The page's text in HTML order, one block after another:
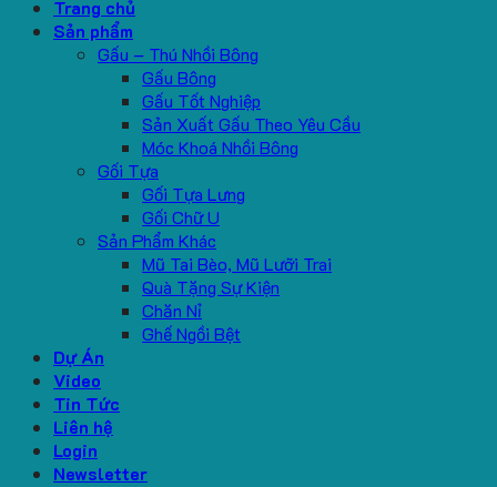
Trang chủ
Sản phẩm
Gấu – Thú Nhồi Bông
Gấu Bông
Gấu Tốt Nghiệp
Sản Xuất Gấu Theo Yêu Cầu
Móc Khoá Nhồi Bông
Gối Tựa
Gối Tựa Lưng
Gối Chữ U
Sản Phẩm Khác
Mũ Tai Bèo, Mũ Lưỡi Trai
Quà Tặng Sự Kiện
Chăn Nỉ
Ghế Ngồi Bệt
Dự Án
Video
Tin Tức
Liên hệ
Login
Newsletter